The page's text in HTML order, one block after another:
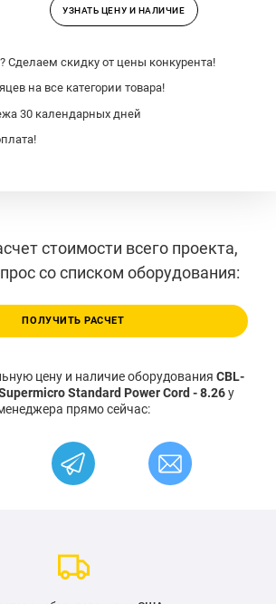
УЗНАТЬ ЦЕНУ И НАЛИЧИЕ
Сделаем скидку от цены конкурента!
на все категории товара!
30 календарных дней
стоимости всего проекта,
со списком оборудования:
ПОЛУЧИТЬ РАСЧЕТ
цену и наличие оборудования CBL-
Standard Power Cord - 8.26у
прямо сейчас: